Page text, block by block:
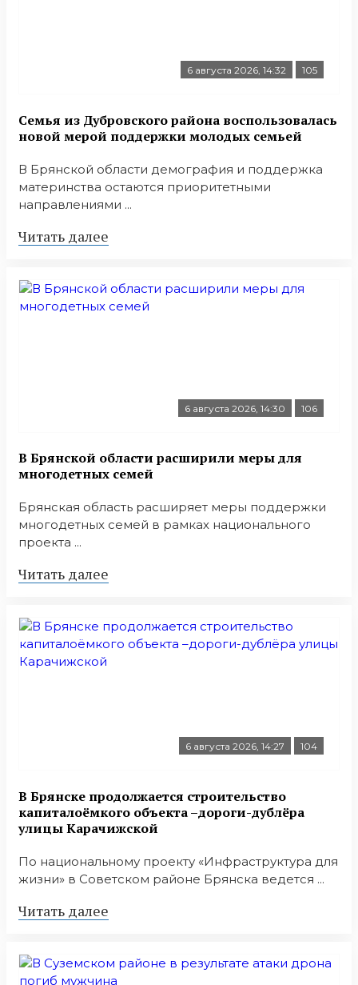
6 августа 2026, 14:32 105
Семья из Дубровского района воспользовалась
новой мерой поддержки молодых семьей
В Брянской области демография и поддержка
материнства остаются приоритетными
направлениями ...
Читать далее
6 августа 2026, 14:30 106
В Брянской области расширили меры для
многодетных семей
Брянская область расширяет меры поддержки
многодетных семей в рамках национального
проекта ...
Читать далее
6 августа 2026, 14:27 104
В Брянске продолжается строительство
капиталоёмкого объекта –дороги-дублёра
улицы Карачижской
По национальному проекту «Инфраструктура для
жизни» в Советском районе Брянска ведется ...
Читать далее